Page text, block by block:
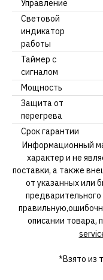
Управление
Световой
индикатор
работы
Таймер с
сигналом
Мощность
Защита от
перегрева
Срок гарантии
Информационный
характер и не
поставки, а также
от указанных или
описании товара,
*Взято из